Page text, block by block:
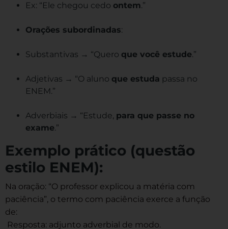
Ex: “Ele chegou cedo ontem.”
Orações subordinadas:
Substantivas → “Quero que você estude.”
Adjetivas → “O aluno que estuda passa no
ENEM.”
Adverbiais → “Estude, para que passe no
exame.”
Exemplo prático (questão
estilo ENEM):
Na oração: “O professor explicou a matéria com
paciência”, o termo com paciência exerce a função
de:
Resposta: adjunto adverbial de modo.